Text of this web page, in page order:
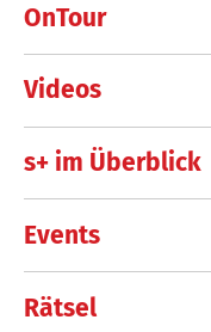
OnTour
Videos
s+ im Überblick
Events
Rätsel